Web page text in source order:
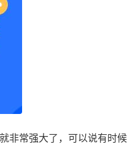
非常强大了，可以说有时